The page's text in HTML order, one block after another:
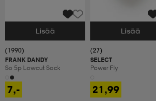
Valitse Koko
Lisää
(1990)
FRANK DANDY
So 5p Lowcut Sock
7,-
Valitse Koko
Lisää
(27)
SELECT
Power Fly
21,99